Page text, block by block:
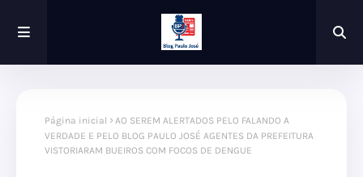
Página inicial
AO SEREM ALERTADOS PELO FALANDO A
VERDADE E PELO BLOG PAULO JOSÉ AGENTES DA PREFEITURA
VISTORIARAM BUEIROS COM FOCOS DE DENGUE